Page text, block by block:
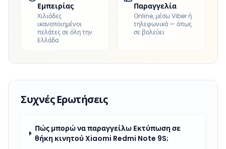
Εμπειρίας
Χιλιάδες
ικανοποιημένοι
πελάτες σε όλη την
Ελλάδα
Παραγγελία
Online, μέσω Viber ή
τηλεφωνικά — όπως
σε βολεύει
Συχνές Ερωτήσεις
Πώς μπορώ να παραγγείλω Εκτύπωση σε
θήκη κινητού Xiaomi Redmi Note 9S;